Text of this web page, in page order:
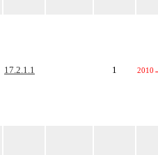
17.2.1.1 1 2010